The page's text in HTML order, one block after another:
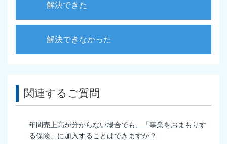
解決できた
解決できなかった
関連するご質問
年間売上高が分からない場合でも、「事業をおまもりす
る保険」に加入することはできますか？